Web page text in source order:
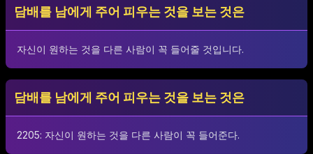
담배를 남에게 주어 피우는 것을 보는 것은
자신이 원하는 것을 다른 사람이 꼭 들어줄 것입니다.
담배를 남에게 주어 피우는 것을 보는 것은
2205: 자신이 원하는 것을 다른 사람이 꼭 들어준다.